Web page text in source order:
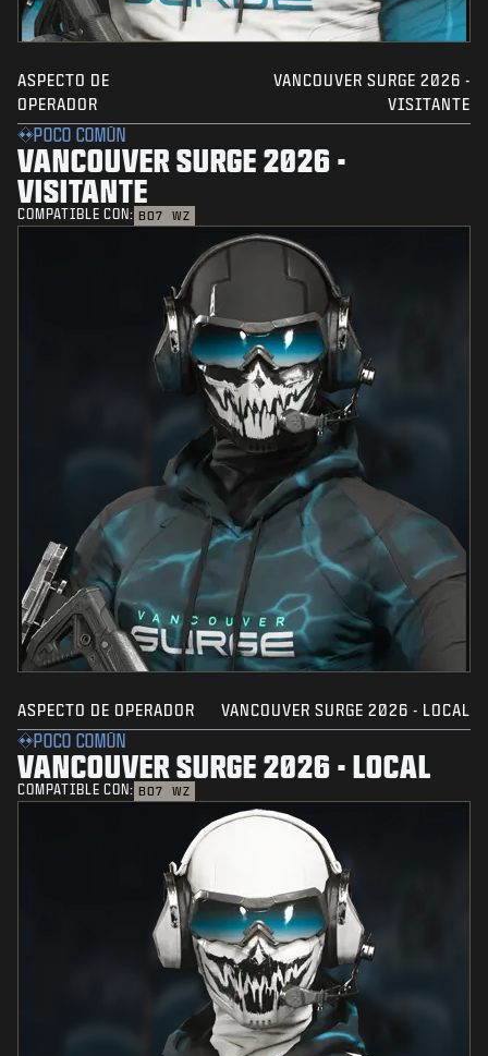
ASPECTO DE
OPERADOR
VANCOUVER SURGE 2026 -
VISITANTE
POCO COMÚN
VANCOUVER SURGE 2026 -
VISITANTE
COMPATIBLE CON: BO7 WZ
ASPECTO DE OPERADOR VANCOUVER SURGE 2026 - LOCAL
POCO COMÚN
VANCOUVER SURGE 2026 - LOCAL
COMPATIBLE CON: BO7 WZ